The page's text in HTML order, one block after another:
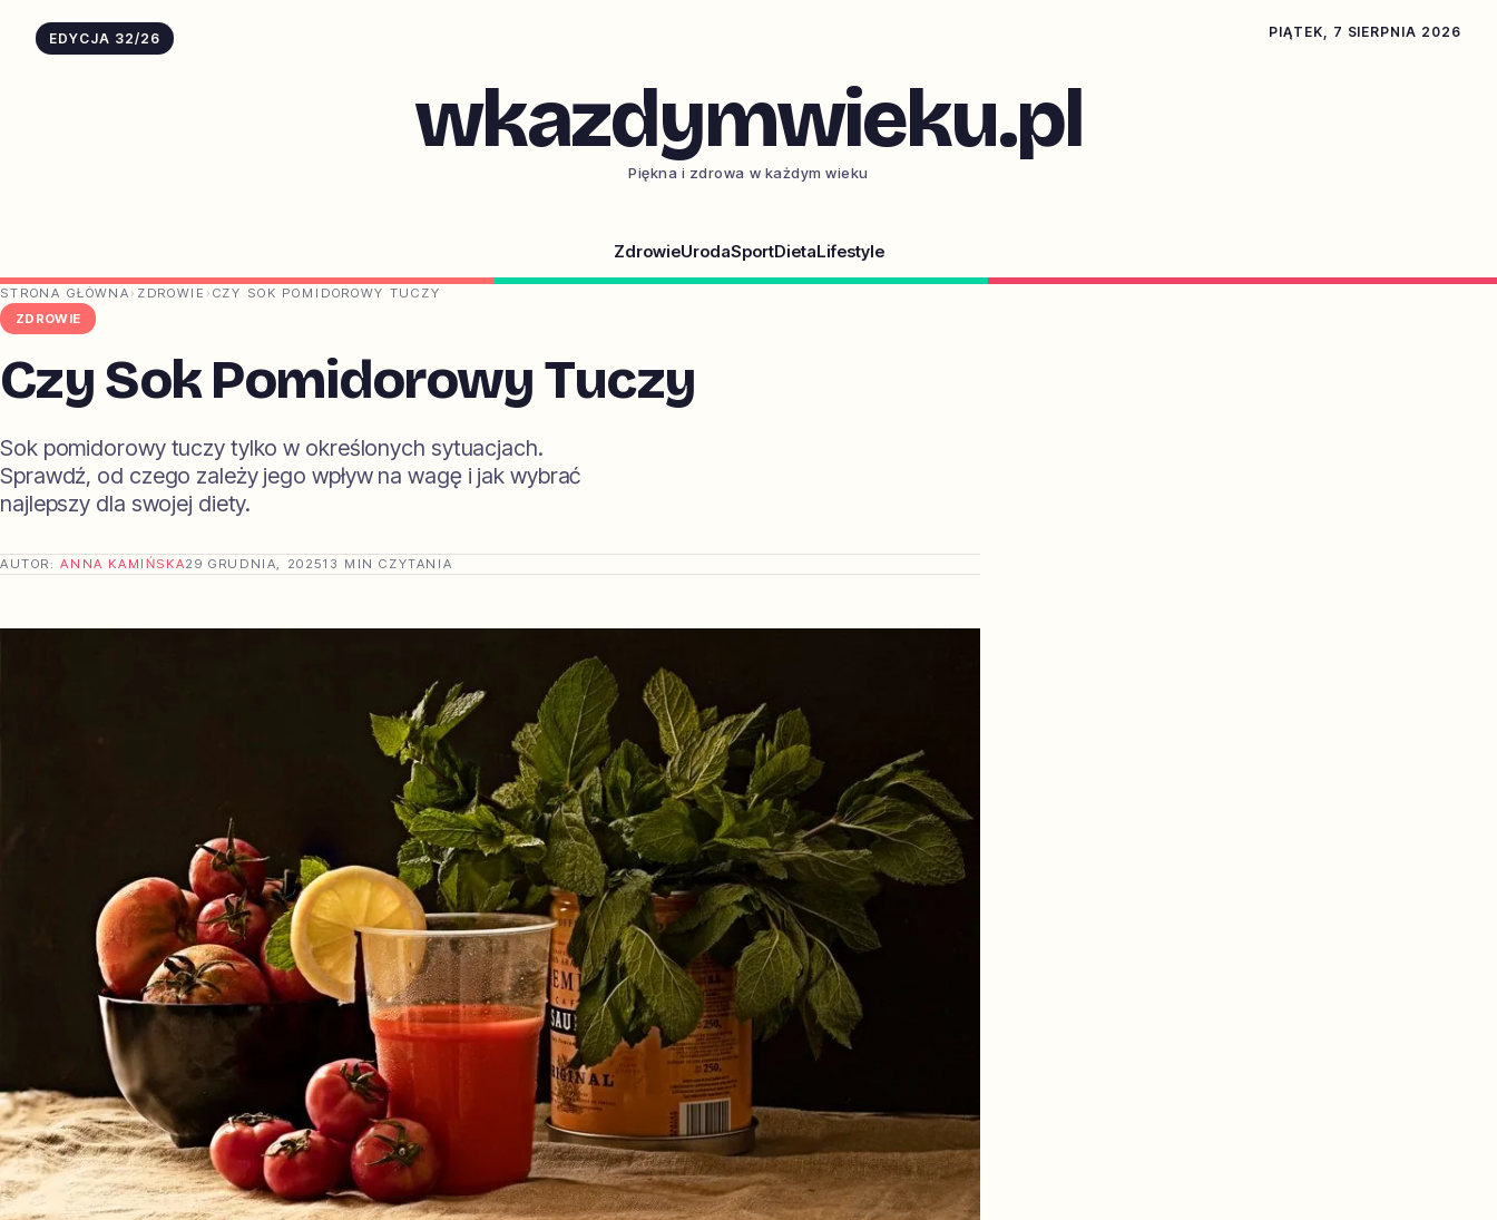
EDYCJA 32/26 PIĄTEK, 7 SIERPNIA 2026
wkazdymwieku.pl
Piękna i zdrowa w każdym wieku
ZdrowieUrodaSportDietaLifestyle
STRONA GŁÓWNA › ZDROWIE › CZY SOK POMIDOROWY TUCZY
ZDROWIE
Czy Sok Pomidorowy Tuczy
Sok pomidorowy tuczy tylko w określonych sytuacjach.
Sprawdź, od czego zależy jego wpływ na wagę i jak wybrać
najlepszy dla swojej diety.
AUTOR:ANNA KAMIŃSKA29 GRUDNIA, 202513 MIN CZYTANIA